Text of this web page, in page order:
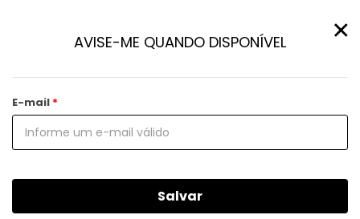
×
AVISE-ME QUANDO DISPONÍVEL
E-mail
Salvar